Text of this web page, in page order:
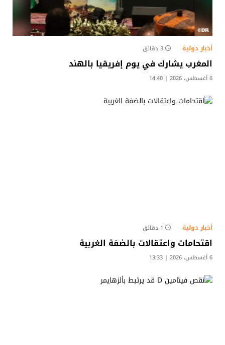
أخبار دولية 3 دقائق
المغرب يشارك في يوم إفريقيا بالهند
6 أغسطس، 2026 | 14:40
أخبار دولية 1 دقائق
اقتحامات واعتقالات بالضفة الغربية
6 أغسطس، 2026 | 13:33